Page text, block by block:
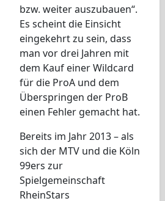
bzw. weiter auszubauen“.
Es scheint die Einsicht
eingekehrt zu sein, dass
man vor drei Jahren mit
dem Kauf einer Wildcard
für die ProA und dem
Überspringen der ProB
einen Fehler gemacht hat.
Bereits im Jahr 2013 – als
sich der MTV und die Köln
99ers zur
Spielgemeinschaft
RheinStars